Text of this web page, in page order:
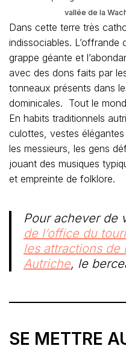
vallée de la
Dans cette terre très
indissociables. L’offrande
grappe géante et
avec des dons faits par
tonneaux présents dans
dominicales. Tout le
En habits traditionnels
culottes, vestes
les messieurs, les gens
jouant des musiques
et empreinte de folklore.
Pour achever de
de l’office du
les attractions de
Autriche, le
SE METTRE